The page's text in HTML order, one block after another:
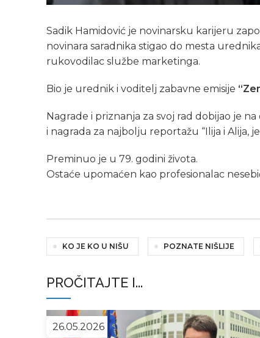
Sadik Hamidović je novinarsku karijeru
novinara saradnika stigao do mesta
rukovodilac službe marketinga.
Bio je urednik i voditelj zabavne emisije
Nagrade i priznanja za svoj rad dobijao je
i nagrada za najbolju reportažu “Ilija i Alija,
Preminuo je u 79. godini života.
Ostaće upomaćen kao profesionalac
KO JE KO U NIŠU POZNATE NIŠLIJE
PROČITAJTE I...
26.05.2026